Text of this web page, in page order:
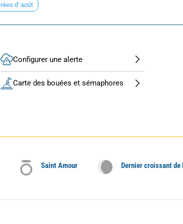
d' août
Configurer une alerte
Carte des bouées et sémaphores
Saint Amour Dernier croissant de